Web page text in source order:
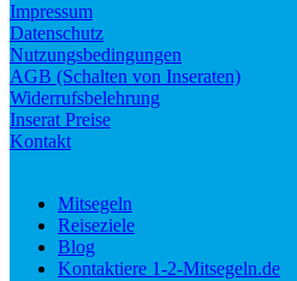
Impressum
Datenschutz
Nutzungsbedingungen
AGB (Schalten von Inseraten)
Widerrufsbelehrung
Inserat Preise
Kontakt
Mitsegeln
Reiseziele
Blog
Kontaktiere 1-2-Mitsegeln.de